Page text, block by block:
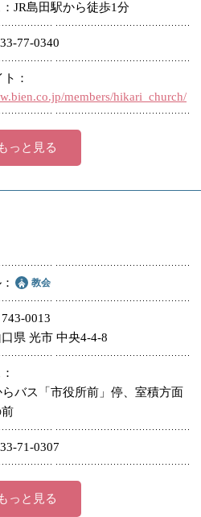
JR島田駅から徒歩1分
77-0340
ト
members/hikari_church/
もっと見る
教会
0013
口県 光市 中央4-4-8
らバス「市役所前」停、室積方面
71-0307
もっと見る